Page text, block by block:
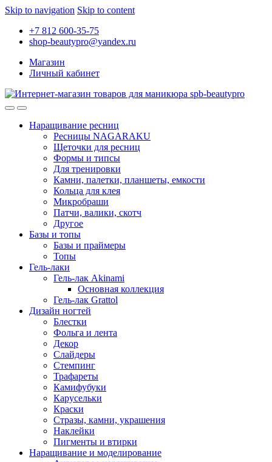
Skip to navigation Skip to content
+7 812 600-35-75
shop-beautypro@yandex.ru
Магазин
Личный кабинет
Наращивание ресниц
Ресницы NAGARAKU
Щеточки для ресниц
Формы и типсы
Для тренировки
Камни, палетки, планшеты, емкости
Кольца для клея
Микробраши
Патчи, валики, скотч
Другое
Базы и топы
Базы и праймеры
Топы
Гель-лаки
Гель-лак Akinami
Основная коллекция
Гель-лак Grattol
Дизайн ногтей
Блестки
Фольга и лента
Декор
Слайдеры
Стемпинг
Трафареты
Камифубуки
Карусельки
Краски
Стразы, камни, украшения
Наклейки
Пигменты и втирки
Наращивание и моделирование